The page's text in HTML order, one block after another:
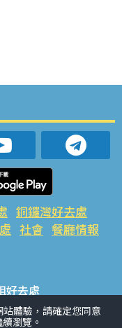
銅鑼灣好去處
社會 餐廳情報
好去處
旺角好去處 社會
體驗，請確定您同意
瀏覽。